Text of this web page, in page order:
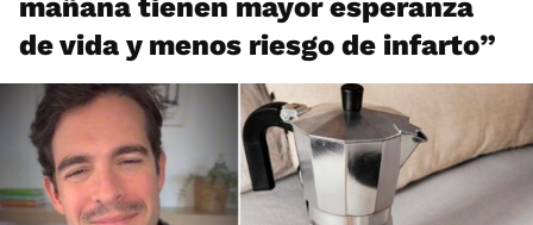
mañana tienen mayor esperanza
de vida y menos riesgo de infarto”